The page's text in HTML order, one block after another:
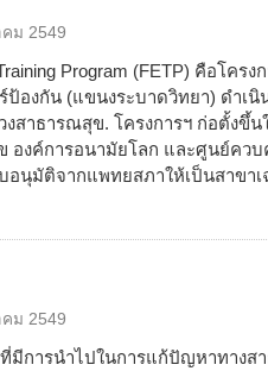
คม 2549
Program (FETP) คือโคร
ป้องกัน (แขนงระบาดวิทยา) ดำเนิ
สาธารณสุข. โครงการฯ ก่อตั้งขึ้น
องค์การอนามัยโลก และศูนย์คว
อนุมัติจากแพทยสภาให้เป็นสาขา
คม 2549
มีการนำไปในการแก้ปัญหาทางส